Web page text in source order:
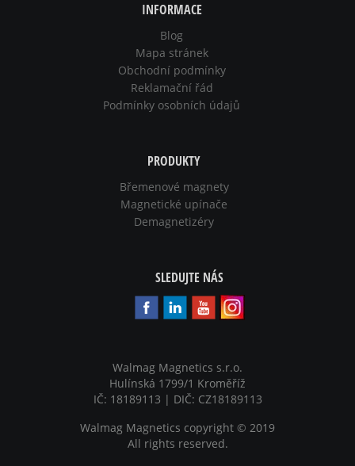
INFORMACE
Blog
Mapa stránek
Obchodní podmínky
Reklamační řád
Podmínky osobních údajů
PRODUKTY
Břemenové magnety
Magnetické upínače
Demagnetizéry
SLEDUJTE NÁS
Walmag Magnetics s.r.o.
Hulínská 1799/1 Kroměříž
IČ: 18189113 | DIČ: CZ18189113
Walmag Magnetics copyright © 2019
All rights reserved.